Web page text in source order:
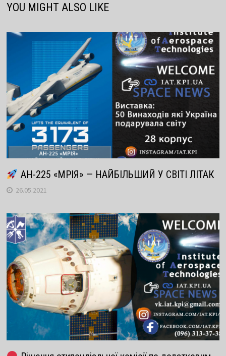
YOU MIGHT ALSO LIKE
АН-225 «МРІЯ» — НАЙБІЛЬШИЙ У СВІТІ ЛІТАК
26.05.2021